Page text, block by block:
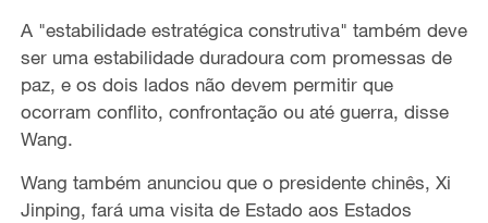
A "estabilidade estratégica construtiva" também deve
ser uma estabilidade duradoura com promessas de
paz, e os dois lados não devem permitir que
ocorram conflito, confrontação ou até guerra, disse
Wang.
Wang também anunciou que o presidente chinês, Xi
Jinping, fará uma visita de Estado aos Estados